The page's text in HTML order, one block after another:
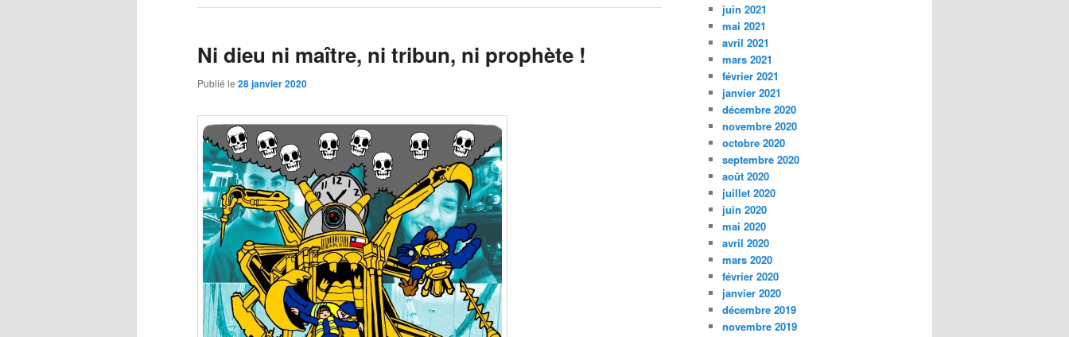
Ni dieu ni maître, ni tribun, ni prophète !
Publié le 28 janvier 2020
juin 2021
mai 2021
avril 2021
mars 2021
février 2021
janvier 2021
décembre 2020
novembre 2020
octobre 2020
septembre 2020
août 2020
juillet 2020
juin 2020
mai 2020
avril 2020
mars 2020
février 2020
janvier 2020
décembre 2019
novembre 2019